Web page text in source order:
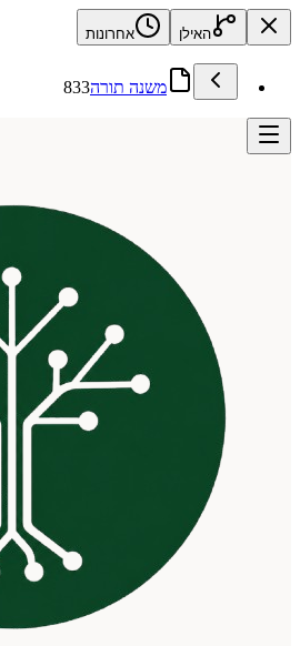
האילן אחרונות
משנה תורה833